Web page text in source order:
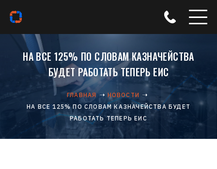
НА ВСЕ 125% ПО СЛОВАМ КАЗНАЧЕЙСТВА
БУДЕТ РАБОТАТЬ ТЕПЕРЬ ЕИС
ГЛАВНАЯ
НОВОСТИ
НА ВСЕ 125% ПО СЛОВАМ КАЗНАЧЕЙСТВА БУДЕТ
РАБОТАТЬ ТЕПЕРЬ ЕИС